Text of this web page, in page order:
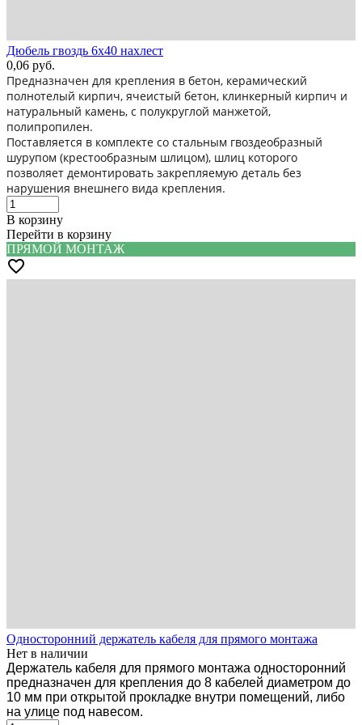
Дюбель гвоздь 6х40 нахлест
0,06 руб.
Предназначен для крепления в бетон, керамический
полнотелый кирпич, ячеистый бетон, клинкерный кирпич и
натуральный камень, с полукруглой манжетой,
полипропилен.
Поставляется в комплекте со стальным гвоздеобразный
шурупом (крестообразным шлицом), шлиц которого
позволяет демонтировать закрепляемую деталь без
нарушения внешнего вида крепления.
В корзину
Перейти в корзину
ПРЯМОЙ МОНТАЖ
favorite_border
Односторонний держатель кабеля для прямого монтажа
Нет в наличии
Держатель кабеля для прямого монтажа односторонний
предназначен для крепления до 8 кабелей диаметром до
10 мм при открытой прокладке внутри помещений, либо
на улице под навесом.